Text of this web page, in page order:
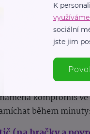
pro
příjemnou
čištění
kompromis
během minuty:
K
sociální
jste jim